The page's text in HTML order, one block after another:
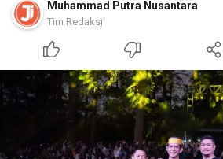
Muhammad Putra Nusantara
Tim Redaksi